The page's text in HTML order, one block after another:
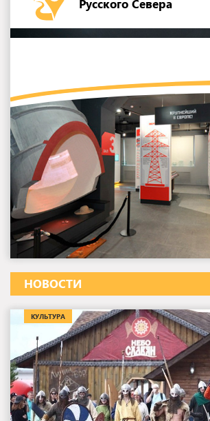
Русского Севера
НОВОСТИ
КУЛЬТУРА